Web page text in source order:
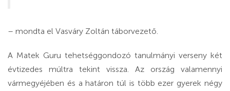
– mondta el Vasváry Zoltán táborvezető.
A Matek Guru tehetséggondozó tanulmányi verseny két
évtizedes múltra tekint vissza. Az ország valamennyi
vármegyéjében és a határon túl is több ezer gyerek négy